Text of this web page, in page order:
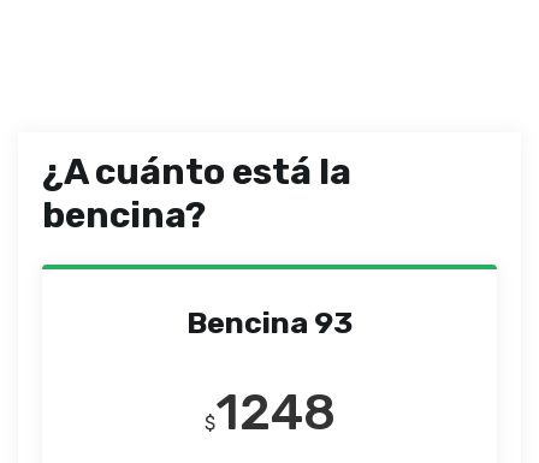
¿A cuánto está la
bencina?
Bencina 93
$1248